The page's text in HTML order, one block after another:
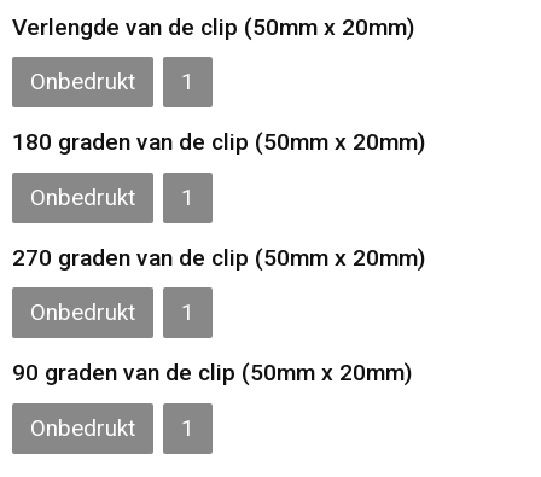
Verlengde van de clip (50mm x 20mm)
Onbedrukt 1
180 graden van de clip (50mm x 20mm)
Onbedrukt 1
270 graden van de clip (50mm x 20mm)
Onbedrukt 1
90 graden van de clip (50mm x 20mm)
Onbedrukt 1